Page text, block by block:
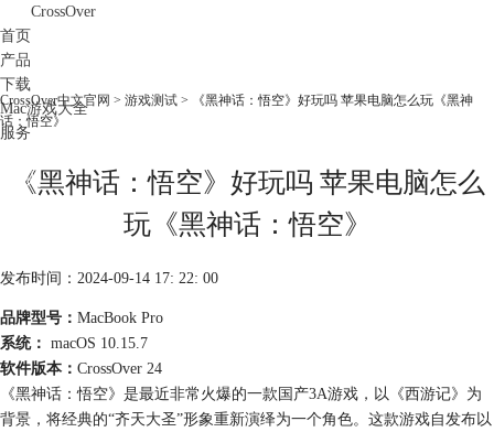
CrossOver
首页
产品
下载
Mac游戏大全
服务
购买
CrossOver中文官网 > 游戏测试 > 《黑神话：悟空》好玩吗 苹果电脑怎么玩《黑神
话：悟空》
《黑神话：悟空》好玩吗 苹果电脑怎么
玩《黑神话：悟空》
发布时间：2024-09-14 17: 22: 00
品牌型号： MacBook Pro
系统： macOS 10.15.7
软件版本： CrossOver 24
《黑神话：悟空》是最近非常火爆的一款国产3A游戏，以《西游记》为
背景，将经典的“齐天大圣”形象重新演绎为一个角色。这款游戏自发布以